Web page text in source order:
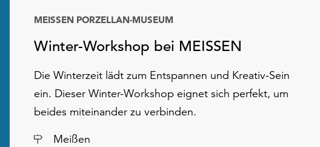
Winter-Workshop bei MEISSEN
MEISSEN PORZELLAN-MUSEUM
Die Winterzeit lädt zum Entspannen und Kreativ-Sein
ein. Dieser Winter-Workshop eignet sich perfekt, um
beides miteinander zu verbinden.
Ort
Meißen